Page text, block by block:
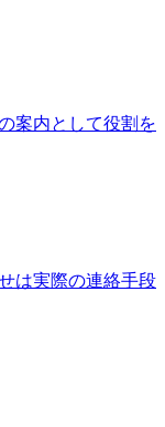
案内として役割を
は実際の連絡手段